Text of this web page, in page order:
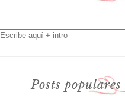
Posts populares